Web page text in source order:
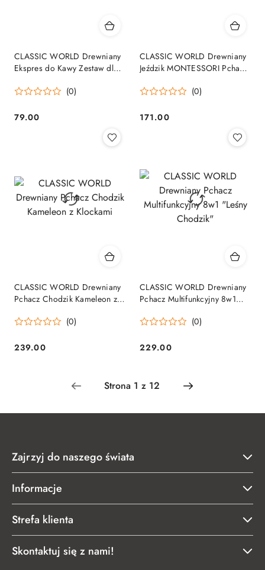
CLASSIC WORLD Drewniany
Ekspres do Kawy Zestaw dla
(0)
Cena:
79.00
CLASSIC WORLD Drewniany
Jeździk MONTESSORI Pchacz
(0)
Cena:
171.00
CLASSIC WORLD Drewniany
Pchacz Chodzik Kameleon z
(0)
Cena:
239.00
CLASSIC WORLD Drewniany
Pchacz Multifunkcyjny 8w1
(0)
Cena:
229.00
Zajrzyj do naszego świata
Informacje
Strefa klienta
Skontaktuj się z nami!